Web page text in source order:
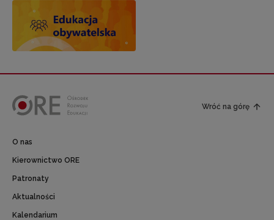
Wróć na górę
O nas
Kierownictwo ORE
Patronaty
Aktualności
Kalendarium